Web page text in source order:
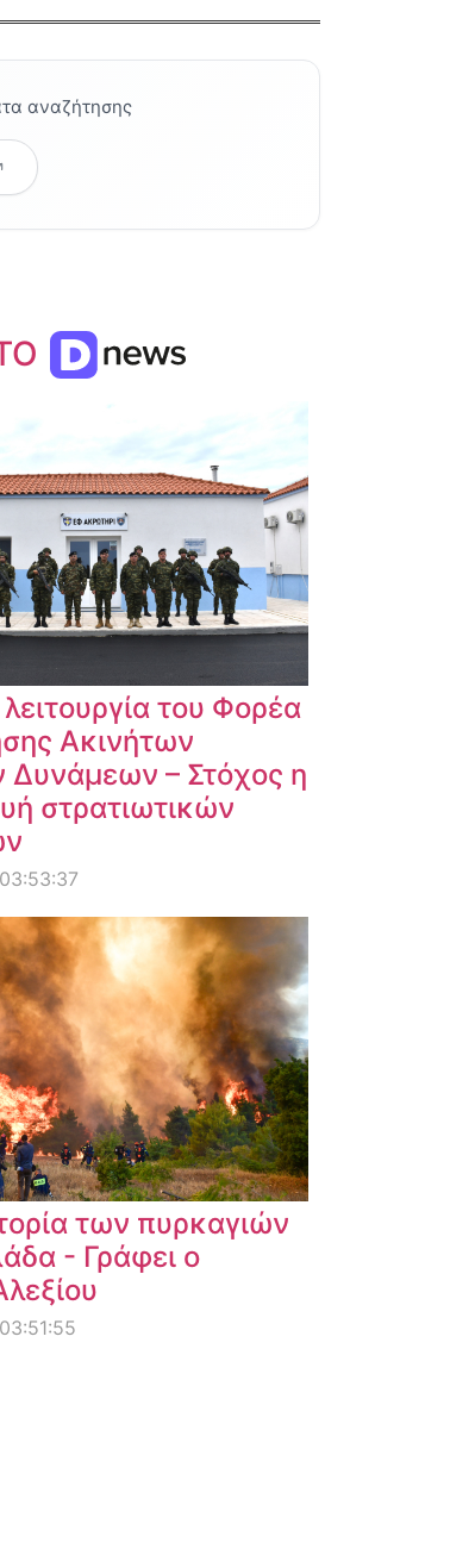
αναζήτησης
του Φορέα
Ακινήτων
Δυνάμεων – Στόχος η
στρατιωτικών
των πυρκαγιών
- Γράφει ο